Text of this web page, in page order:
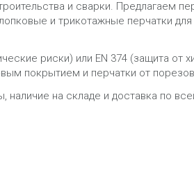
и сварки. Предлагаем
и трикотажные перчатки
риски) или EN 374 (защита
покрытием и перчатки от
на складе и доставка по